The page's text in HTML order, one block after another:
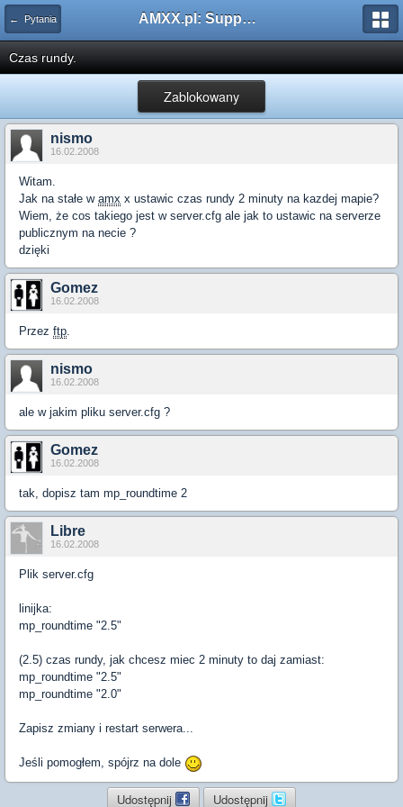
← Pytania AMXX.pl: Support AMX Mod X i SourceMod
Czas rundy.
Zablokowany
nismo
16.02.2008
Witam.
Jak na stałe w amx x ustawic czas rundy 2 minuty na kazdej mapie?
Wiem, że cos takiego jest w server.cfg ale jak to ustawic na serverze
publicznym na necie ?
dzięki
Gomez
16.02.2008
Przez ftp.
nismo
16.02.2008
ale w jakim pliku server.cfg ?
Gomez
16.02.2008
tak, dopisz tam mp_roundtime 2
Libre
16.02.2008
Plik server.cfg
linijka:
mp_roundtime "2.5"
(2.5) czas rundy, jak chcesz miec 2 minuty to daj zamiast:
mp_roundtime "2.5"
mp_roundtime "2.0"
Zapisz zmiany i restart serwera...
Jeśli pomogłem, spójrz na dole
Udostępnij Udostępnij